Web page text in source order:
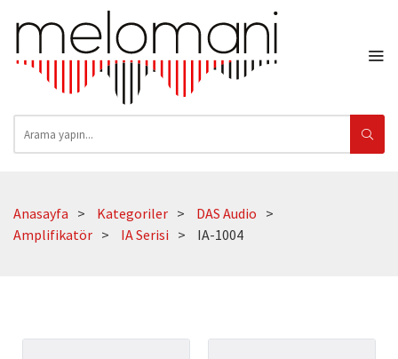
Anasayfa Kategoriler
DAS Audio
Amplifikatör
IA Serisi IA-1004